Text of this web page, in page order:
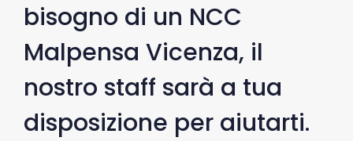
bisogno di un NCC
Malpensa Vicenza, il
nostro staff sarà a tua
disposizione per aiutarti.